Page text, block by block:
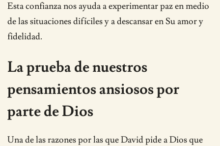
Esta confianza nos ayuda a experimentar paz en medio
de las situaciones difíciles y a descansar en Su amor y
fidelidad.
La prueba de nuestros
pensamientos ansiosos por
parte de Dios
Una de las razones por las que David pide a Dios que